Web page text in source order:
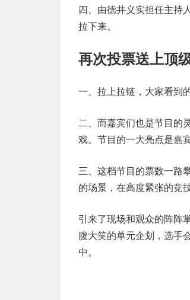
四、由德井义实担任主持
拉下来。
再次投票送上顶
一、拉上拉链，大家看到
二、而嘉宾们也是节目的
戏。节目的一大亮点是嘉
三、这档节目的票数一路
的场景，在高度紧张的竞
引来了现场和观众的阵阵
腹大笑的单元企划，选手
中。